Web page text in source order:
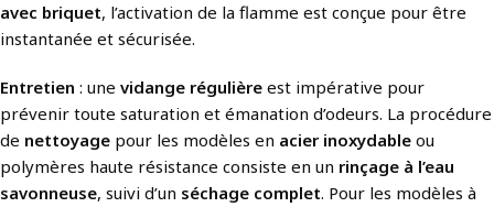
avec briquet, l’activation de la flamme est conçue pour être
instantanée et sécurisée.
Entretien : une vidange régulière est impérative pour
prévenir toute saturation et émanation d’odeurs. La procédure
de nettoyage pour les modèles en acier inoxydable ou
polymères haute résistance consiste en un rinçage à l’eau
savonneuse, suivi d’un séchage complet. Pour les modèles à